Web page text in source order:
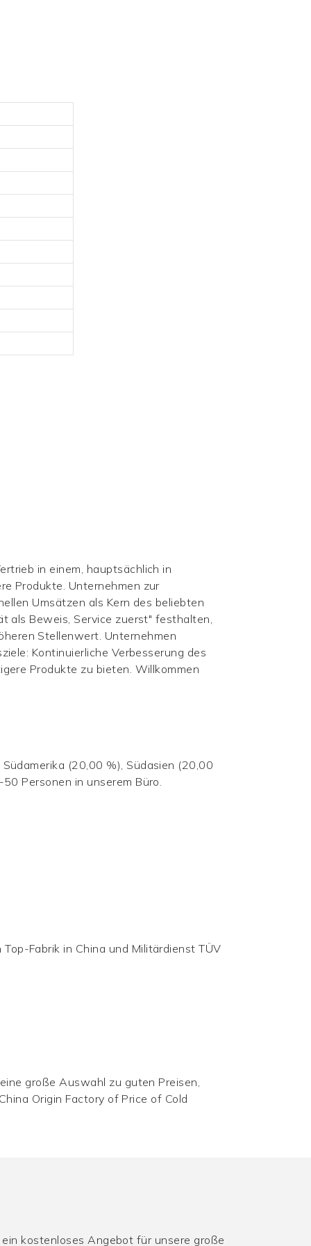
in einem, hauptsächlich in
Produkte. Unternehmen zur
Umsätzen als Kern des beliebten
als Beweis, Service zuerst" festhalten,
Stellenwert. Unternehmen
Kontinuierliche Verbesserung des
Produkte zu bieten. Willkommen
(20,00 %), Südasien (20,00
Personen in unserem Büro.
Fabrik in China und Militärdienst TÜV
große Auswahl zu guten Preisen,
Origin Factory of Price of Cold
kostenloses Angebot für unsere große